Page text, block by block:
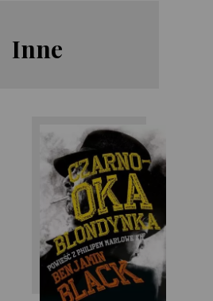
Inne
Benjamin Black